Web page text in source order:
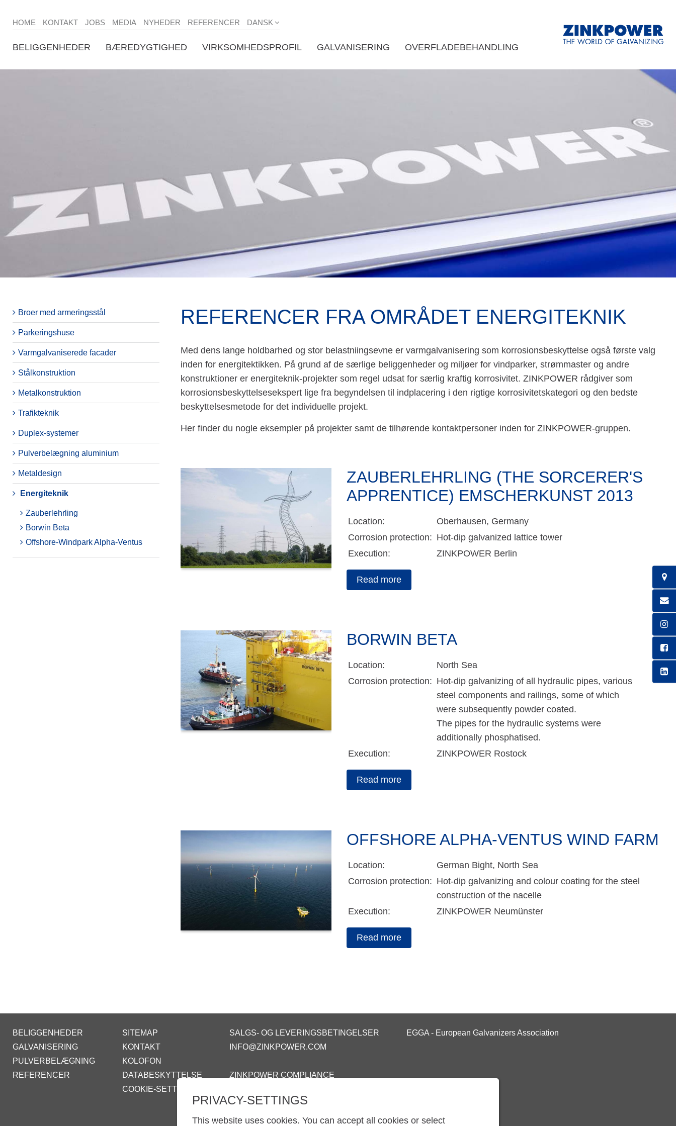
HOME KONTAKT JOBS MEDIA NYHEDER REFERENCER DANSK
BELIGGENHEDER BÆREDYGTIGHED VIRKSOMHEDSPROFIL GALVANISERING OVERFLADEBEHANDLING
Broer med armeringsstål
Parkeringshuse
Varmgalvaniserede facader
Stålkonstruktion
Metalkonstruktion
Trafikteknik
Duplex-systemer
Pulverbelægning aluminium
Metaldesign
Energiteknik
Zauberlehrling
Borwin Beta
Offshore-Windpark Alpha-Ventus
REFERENCER FRA OMRÅDET ENERGITEKNIK
Med dens lange holdbarhed og stor belastniingsevne er varmgalvanisering som korrosionsbeskyttelse også første valg
inden for energitektikken. På grund af de særlige beliggenheder og miljøer for vindparker, strømmaster og andre
konstruktioner er energiteknik-projekter som regel udsat for særlig kraftig korrosivitet. ZINKPOWER rådgiver som
korrosionsbeskyttelsesekspert lige fra begyndelsen til indplacering i den rigtige korrosivitetskategori og den bedste
beskyttelsesmetode for det individuelle projekt.
Her finder du nogle eksempler på projekter samt de tilhørende kontaktpersoner inden for ZINKPOWER-gruppen.
ZAUBERLEHRLING (THE SORCERER'S
APPRENTICE) EMSCHERKUNST 2013
Location:
Oberhausen, Germany
Corrosion protection: Hot-dip galvanized lattice tower
Execution:
ZINKPOWER Berlin
Read more
BORWIN BETA
Location:
North Sea
Corrosion protection: Hot-dip galvanizing of all hydraulic pipes, various
steel components and railings, some of which
were subsequently powder coated.
The pipes for the hydraulic systems were
additionally phosphatised.
Execution:
ZINKPOWER Rostock
Read more
OFFSHORE ALPHA-VENTUS WIND FARM
Location:
German Bight, North Sea
Corrosion protection: Hot-dip galvanizing and colour coating for the steel
construction of the nacelle
Execution:
ZINKPOWER Neumünster
Read more
BELIGGENHEDER
GALVANISERING
PULVERBELÆGNING
REFERENCER
SITEMAP
KONTAKT
KOLOFON
DATABESKYTTELSE
COOKIE-SETTINGS
SALGS- OG LEVERINGSBETINGELSER
INFO@ZINKPOWER.COM
ZINKPOWER COMPLIANCE
EGGA - European Galvanizers Association
PRIVACY-SETTINGS
This website uses cookies. You can accept all cookies or select